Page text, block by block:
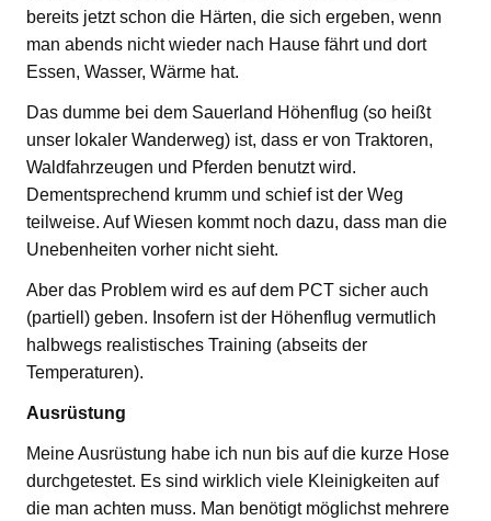
bereits jetzt schon die Härten, die sich ergeben, wenn
man abends nicht wieder nach Hause fährt und dort
Essen, Wasser, Wärme hat.
Das dumme bei dem Sauerland Höhenflug (so heißt
unser lokaler Wanderweg) ist, dass er von Traktoren,
Waldfahrzeugen und Pferden benutzt wird.
Dementsprechend krumm und schief ist der Weg
teilweise. Auf Wiesen kommt noch dazu, dass man die
Unebenheiten vorher nicht sieht.
Aber das Problem wird es auf dem PCT sicher auch
(partiell) geben. Insofern ist der Höhenflug vermutlich
halbwegs realistisches Training (abseits der
Temperaturen).
Ausrüstung
Meine Ausrüstung habe ich nun bis auf die kurze Hose
durchgetestet. Es sind wirklich viele Kleinigkeiten auf
die man achten muss. Man benötigt möglichst mehrere